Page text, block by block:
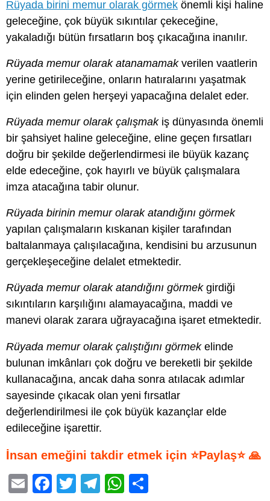
Rüyada birini memur olarak görmek önemli kişi haline
geleceğine, çok büyük sıkıntılar çekeceğine,
yakaladığı bütün fırsatların boş çıkacağına inanılır.
Rüyada memur olarak atanamamakverilen vaatlerin
yerine getirileceğine, onların hatıralarını yaşatmak
için elinden gelen herşeyi yapacağına delalet eder.
Rüyada memur olarak çalışmakiş dünyasında önemli
bir şahsiyet haline geleceğine, eline geçen fırsatları
doğru bir şekilde değerlendirmesi ile büyük kazanç
elde edeceğine, çok hayırlı ve büyük çalışmalara
imza atacağına tabir olunur.
Rüyada birinin memur olarak atandığını görmek
yapılan çalışmaların kıskanan kişiler tarafından
baltalanmaya çalışılacağına, kendisini bu arzusunun
gerçekleşeceğine delalet etmektedir.
Rüyada memur olarak atandığını görmekgirdiği
sıkıntıların karşılığını alamayacağına, maddi ve
manevi olarak zarara uğrayacağına işaret etmektedir.
Rüyada memur olarak çalıştığını görmekelinde
bulunan imkânları çok doğru ve bereketli bir şekilde
kullanacağına, ancak daha sonra atılacak adımlar
sayesinde çıkacak olan yeni fırsatlar
değerlendirilmesi ile çok büyük kazançlar elde
edileceğine işarettir.
İnsan emeğini takdir etmek için ⭐Paylaş⭐ 🙏
E
F
T
T
W